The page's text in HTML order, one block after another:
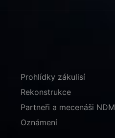
Prohlídky zákulisí
Rekonstrukce
Partneři a mecenáši NDM
Oznámení